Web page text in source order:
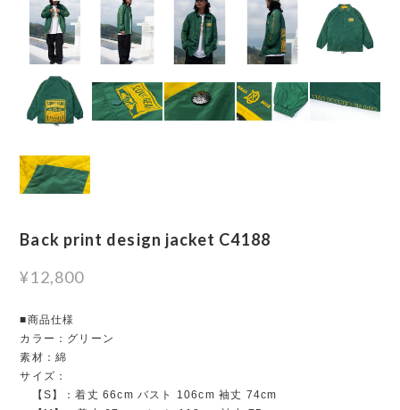
Back print design jacket C4188
¥12,800
■商品仕様
カラー：グリーン
素材：綿
サイズ：
【S】：着丈 66cm バスト 106cm 袖丈 74cm